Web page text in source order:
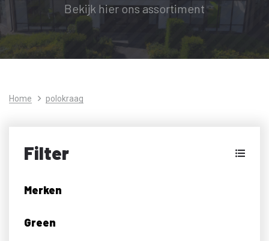
Bekijk hier ons assortiment
Home polokraag
Filter
Merken
Green